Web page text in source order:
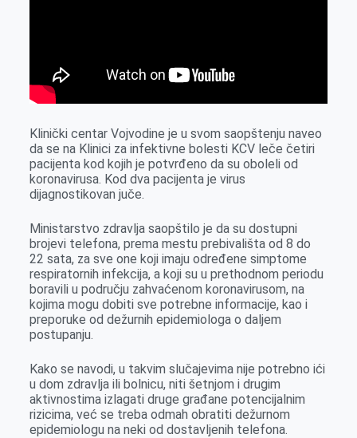
Klinički centar Vojvodine je u svom saopštenju naveo
da se na Klinici za infektivne bolesti KCV leče četiri
pacijenta kod kojih je potvrđeno da su oboleli od
koronavirusa. Kod dva pacijenta je virus
dijagnostikovan juče.
Ministarstvo zdravlja saopštilo je da su dostupni
brojevi telefona, prema mestu prebivališta od 8 do
22 sata, za sve one koji imaju određene simptome
respiratornih infekcija, a koji su u prethodnom periodu
boravili u području zahvaćenom koronavirusom, na
kojima mogu dobiti sve potrebne informacije, kao i
preporuke od dežurnih epidemiologa o daljem
postupanju.
Kako se navodi, u takvim slučajevima nije potrebno ići
u dom zdravlja ili bolnicu, niti šetnjom i drugim
aktivnostima izlagati druge građane potencijalnim
rizicima, već se treba odmah obratiti dežurnom
epidemiologu na neki od dostavljenih telefona.